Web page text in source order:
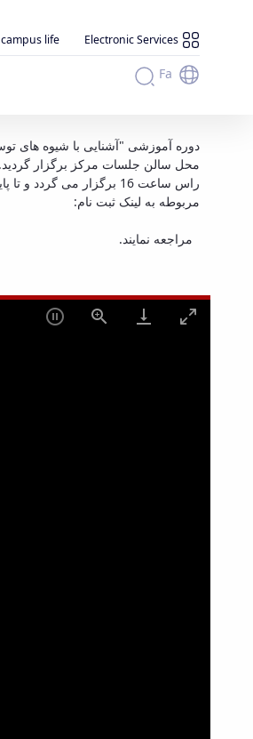
campus life Electronic Services
Fa
مربوطه به لینک ثبت نام:
مراجعه نمایند.